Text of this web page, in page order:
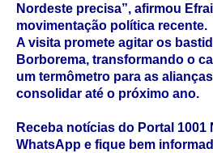
Nordeste precisa”, afirmou
movimentação política recente.
A visita promete agitar os
Borborema, transformando o
um termômetro para as
consolidar até o próximo ano.
Receba notícias do Portal 1001
WhatsApp e fique bem